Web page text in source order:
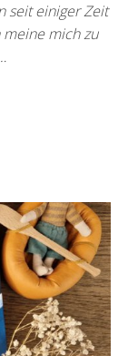
seit einiger Zeit
meine mich zu